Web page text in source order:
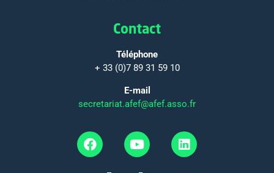
Contact
Téléphone
+ 33 (0)7 89 31 59 10
E-mail
secretariat.afef@afef.asso.fr